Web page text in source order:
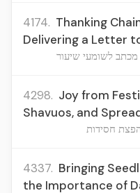
4174. Thanking
Delivering a Letter
מכתב לשומעי שיעור
4298. Joy from
Shavuos, and
חסידות
4337. Bringing
the Importance of